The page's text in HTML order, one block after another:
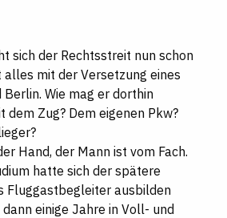
sich der Rechtsstreit nun schon
alles mit der Versetzung eines
Berlin. Wie mag er dorthin
dem Zug? Dem eigenen Pkw?
Hand, der Mann ist vom Fach.
hatte sich der spätere
Fluggastbegleiter ausbilden
einige Jahre in Voll- und